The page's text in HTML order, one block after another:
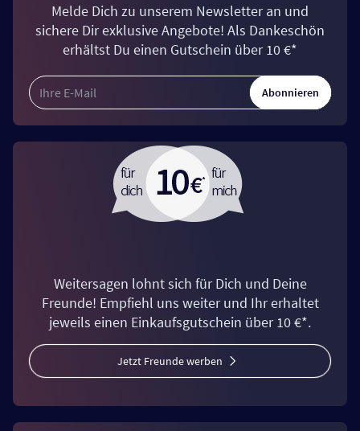
Melde Dich zu unserem Newsletter an und
sichere Dir exklusive Angebote! Als Dankeschön
erhältst Du einen Gutschein über 10 €*
Abonnieren
Weitersagen lohnt sich für Dich und Deine
Freunde! Empfiehl uns weiter und Ihr erhaltet
jeweils einen Einkaufsgutschein über 10 €*.
Jetzt Freunde werben